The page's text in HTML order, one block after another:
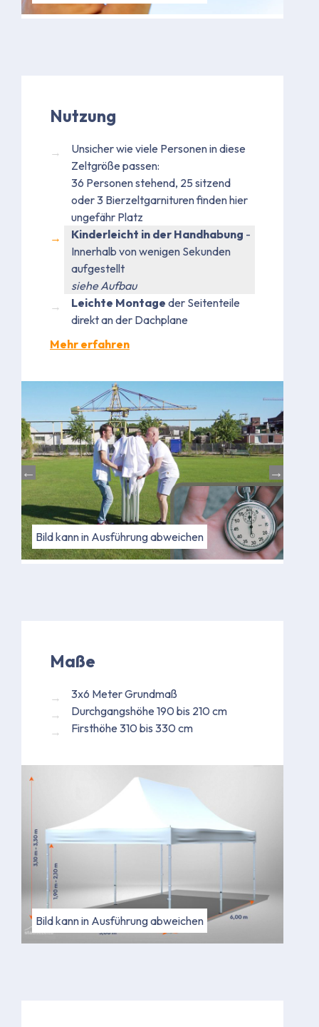
Nutzung
Unsicher wie viele Personen in diese
Zeltgröße passen:
36 Personen stehend, 25 sitzend
oder 3 Bierzeltgarnituren finden hier
ungefähr Platz
Kinderleicht in der Handhabung -
Innerhalb von wenigen Sekunden
aufgestellt
siehe Aufbau
Leichte Montage der Seitenteile
direkt an der Dachplane
Mehr erfahren
Bild kann in Ausführung abweichen
Maße
3x6 Meter Grundmaß
Durchgangshöhe 190 bis 210 cm
Firsthöhe 310 bis 330 cm
Bild kann in Ausführung abweichen